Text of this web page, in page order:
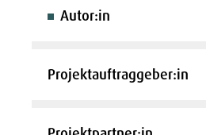
Autor:in
Projektauftraggeber:in